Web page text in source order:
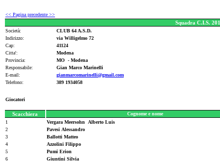
<< Pagina precedente >>
Squadra C.I.S.
Società:
CLUB 64 A.S.D.
Indirizzo:
via Willigelmo 72
Cap:
41124
Citta':
Modena
Provincia:
MO - Modena
Responsabile:
Gian Marco Marinelli
E-mail:
gianmarcomarinelli@gmail.com
Telefono:
389 1934058
Giocatori
Scacchiera
Cognome e nome
1
Vergara Meersohn Alberto Luis
2
Pavesi Alessandro
3
Ballotti Matteo
4
Azzolini Filippo
5
Pumi Erion
6
Giuntini Silvia